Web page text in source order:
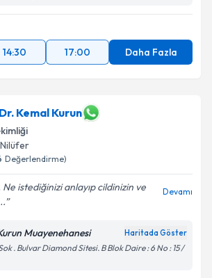
14:30 17:00 Daha Fazla
Kemal Kurun
Nilüfer
Değerlendirme)
istediğinizi anlayıp cildinizin ve
Devamı
Muayenehanesi Haritada Göster
. Bulvar Diamond Sitesi. B Blok Daire : 6 No : 15 /